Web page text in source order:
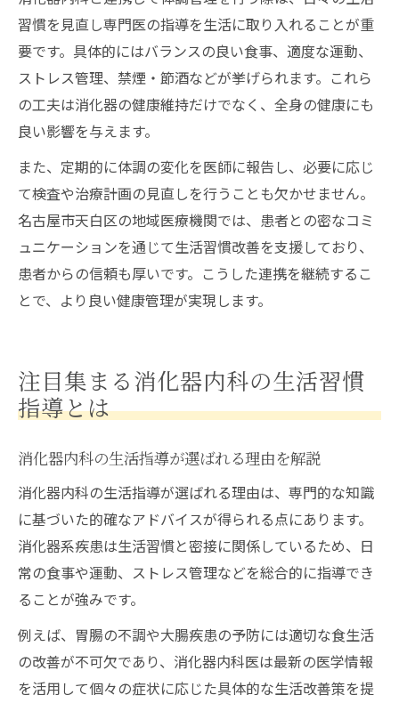
習慣を見直し専門医の指導を生活に取り入れることが重
要です。具体的にはバランスの良い食事、適度な運動、
ストレス管理、禁煙・節酒などが挙げられます。これら
の工夫は消化器の健康維持だけでなく、全身の健康にも
良い影響を与えます。
また、定期的に体調の変化を医師に報告し、必要に応じ
て検査や治療計画の見直しを行うことも欠かせません。
名古屋市天白区の地域医療機関では、患者との密なコミ
ュニケーションを通じて生活習慣改善を支援しており、
患者からの信頼も厚いです。こうした連携を継続するこ
とで、より良い健康管理が実現します。
注目集まる消化器内科の生活習慣
指導とは
消化器内科の生活指導が選ばれる理由を解説
消化器内科の生活指導が選ばれる理由は、専門的な知識
に基づいた的確なアドバイスが得られる点にあります。
消化器系疾患は生活習慣と密接に関係しているため、日
常の食事や運動、ストレス管理などを総合的に指導でき
ることが強みです。
例えば、胃腸の不調や大腸疾患の予防には適切な食生活
の改善が不可欠であり、消化器内科医は最新の医学情報
を活用して個々の症状に応じた具体的な生活改善策を提